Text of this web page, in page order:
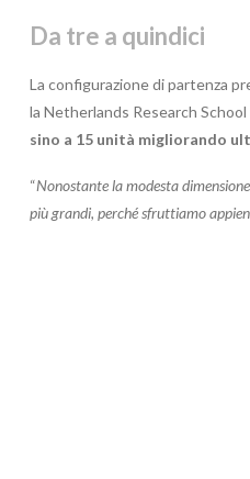
Da tre a quindici
La configurazione di partenza
la Netherlands Research
sino a 15 unità migliorando
“Nonostante la modesta
più grandi, perché sfruttiamo